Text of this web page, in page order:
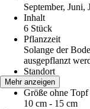
September, Juni,
Inhalt
6 Stück
Pflanzzeit
Solange der
ausgepflanzt
Standort
Sonne
Größe ohne Topf
10 cm - 15 cm
Mehr anzeigen